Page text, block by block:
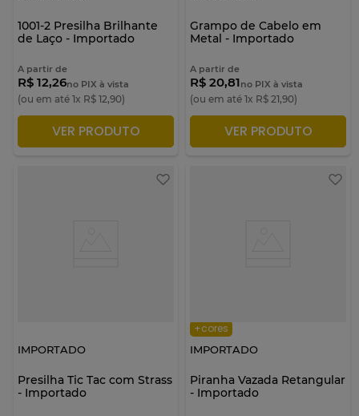
1001-2 Presilha Brilhante
de Laço - Importado
A partir de
R$ 12,26no PIX à vista
(ou em até 1x R$ 12,90)
ADICIONAR À SACOLA
VER PRODUTO
Grampo de Cabelo em
Metal - Importado
A partir de
R$ 20,81no PIX à vista
(ou em até 1x R$ 21,90)
ADICIONAR À SACOLA
VER PRODUTO
IMPORTADO
Presilha Tic Tac com Strass
- Importado
+cores
IMPORTADO
Piranha Vazada Retangular
- Importado